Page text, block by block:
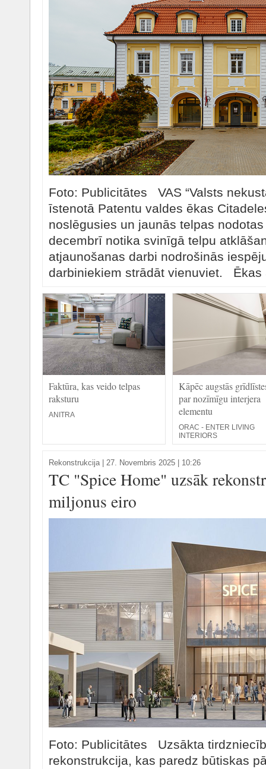
Foto: Publicitātes VAS “Valsts
īstenotā Patentu valdes ēkas
noslēgusies un jaunās telpas
decembrī notika svinīgā telpu
atjaunošanas darbi nodrošinās
darbiniekiem strādāt vienuviet.
Faktūra, kas veido telpas
raksturu
ANITRA
Kāpēc augstās
par nozīmīgu interjera
elementu
ORAC - ENTER LIVING
INTERIORS
Rekonstrukcija| 27. Novembris 2025 | 10:26
TC "Spice Home" uzsāk
miljonus eiro
Foto: Publicitātes Uzsākta
rekonstrukcija, kas paredz būtiskas